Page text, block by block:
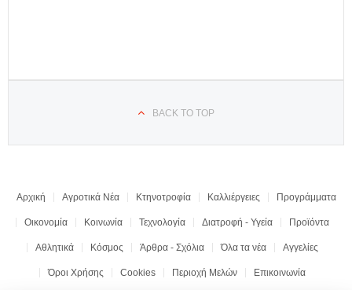
BACK TO TOP
Αρχική Αγροτικά Νέα Κτηνοτροφία Καλλιέργειες Προγράμματα
Οικονομία Κοινωνία Τεχνολογία Διατροφή - Υγεία Προϊόντα
Αθλητικά Κόσμος Άρθρα - Σχόλια Όλα τα νέα Αγγελίες
Όροι Χρήσης Cookies Περιοχή Μελών Επικοινωνία